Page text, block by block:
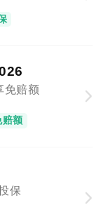
免赔额
赔额
保